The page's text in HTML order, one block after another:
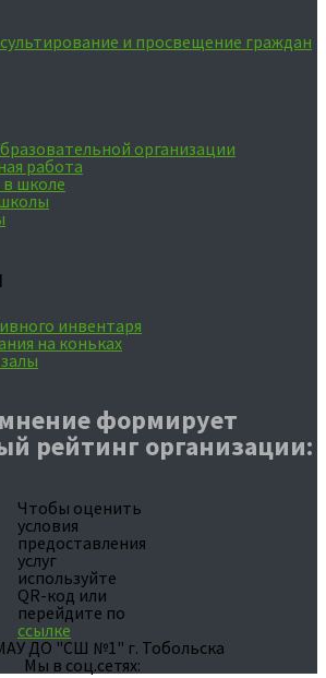
и просвещение граждан
организации
работа
школе
инвентаря
на коньках
формирует
рейтинг организации:
Чтобы оценить
условия
предоставления
услуг
используйте
QR-код или
перейдите по
ссылке
ДО "СШ №1" г. Тобольска
Мы в соц.сетях: